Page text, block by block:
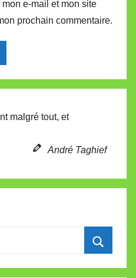
e-mail et mon site
prochain commentaire.
malgré tout, et
André Taghief